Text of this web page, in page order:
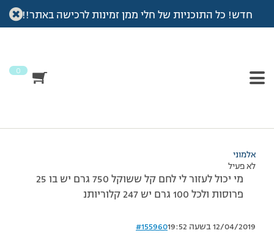
חדש! כל התוכניות של חלי ממן זמינות לרכישה באתר!!
0
עמוד הבית >דיונים>פורום >חישוב קלוריות בלחם
מוצגות 3 תגובות – 1 עד 3 (מתוך 3 סה״כ)
אלמוני
לא פעיל
מי יכול לעזור לי לחם קל ששוקל 750 גרם יש בו 25
פרוסות ולכל 100 גרם יש 247 קלוריותנ
12/04/2019 בשעה 19:52 #155960